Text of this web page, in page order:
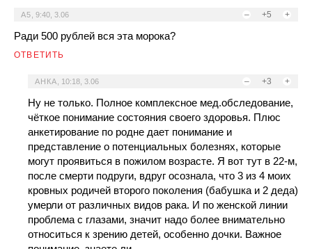
– +5 +
A5 ,9:40, 3.06
Ради 500 рублей вся эта морока?
ОТВЕТИТЬ
– +3 +
АНКА 10:18, 3.06
Ну не только. Полное комплексное мед.обследование,
чёткое понимание состояния своего здоровья. Плюс
анкетирование по родне дает понимание и
представление о потенциальных болезнях, которые
могут проявиться в пожилом возрасте. Я вот тут в 22-м,
после смерти подруги, вдруг осознала, что 3 из 4 моих
кровных родичей второго поколения (бабушка и 2 деда)
умерли от различных видов рака. И по женской линии
проблема с глазами, значит надо более внимательно
относиться к зрению детей, особенно дочки. Важное